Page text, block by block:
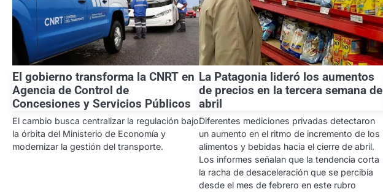
El gobierno transforma la CNRT en
Agencia de Control de
Concesiones y Servicios Públicos
El cambio busca centralizar la regulación bajo
la órbita del Ministerio de Economía y
modernizar la gestión del transporte.
La Patagonia lideró los aumentos
de precios en la tercera semana de
abril
Diferentes mediciones privadas detectaron
un aumento en el ritmo de incremento de los
alimentos y bebidas hacia el cierre de abril.
Los informes señalan que la tendencia corta
la racha de desaceleración que se percibía
desde el mes de febrero en este rubro